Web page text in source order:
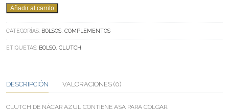
CLUTCH
CANTIDAD
Añadir al carrito
CATEGORÍAS: BOLSOS, COMPLEMENTOS
ETIQUETAS: BOLSO, CLUTCH
DESCRIPCIÓN VALORACIONES (0)
CLUTCH DE NÁCAR AZUL CONTIENE ASA PARA COLGAR.